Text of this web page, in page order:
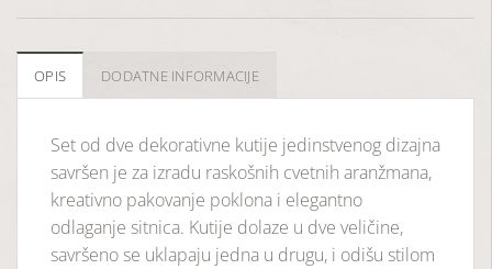
OPIS DODATNE INFORMACIJE
Set od dve dekorativne kutije jedinstvenog dizajna
savršen je za izradu raskošnih cvetnih aranžmana,
kreativno pakovanje poklona i elegantno
odlaganje sitnica. Kutije dolaze u dve veličine,
savršeno se uklapaju jedna u drugu, i odišu stilom